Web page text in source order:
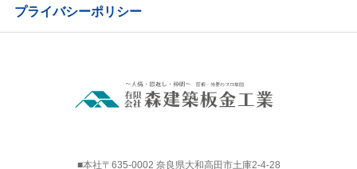
プライバシーポリシー
■本社〒635-0002 奈良県大和高田市土庫2-4-28